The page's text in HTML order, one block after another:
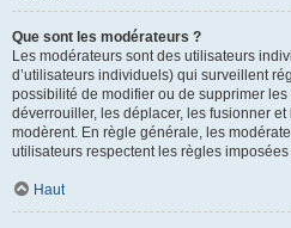
Que sont les modérateurs ?
Les modérateurs sont des utilisateurs
d’utilisateurs individuels) qui surveillent
possibilité de modifier ou de supprimer
déverrouiller, les déplacer, les fusionner
modèrent. En règle générale, les
utilisateurs respectent les règles
Haut